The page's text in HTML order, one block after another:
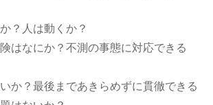
？人は動くか？
はなにか？不測の事態に対応できる
か？最後まであきらめずに貫徹できる